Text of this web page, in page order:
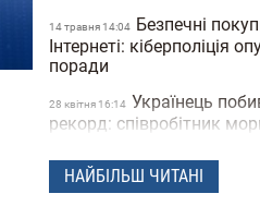
14 травня 14:04 Безпечні
Інтернеті: кіберполіція
поради
28 квiтня 16:14 Українець
рекорд: співробітник
скелетом"
Чоловіки
НАЙБІЛЬШ ЧИТАНІ